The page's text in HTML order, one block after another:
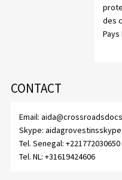
des
Pays
CONTACT
Email:
Skype:aidagrovestinsskype
Tel. Senegal: +221772030650
Tel. NL:+31619424606